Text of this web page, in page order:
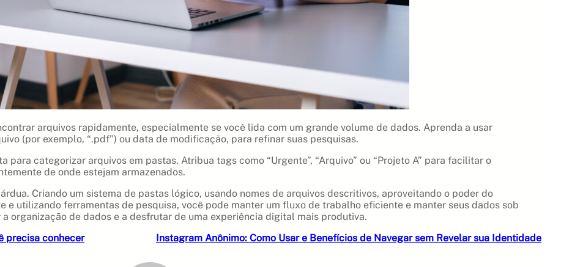
arquivos rapidamente, especialmente se você lida com um grande volume de dados. Aprenda a usar
(por exemplo, “.pdf”) ou data de modificação, para refinar suas pesquisas.
categorizar arquivos em pastas. Atribua tags como “Urgente”, “Arquivo” ou “Projeto A” para facilitar o
de onde estejam armazenados.
Criando um sistema de pastas lógico, usando nomes de arquivos descritivos, aproveitando o poder do
e utilizando ferramentas de pesquisa, você pode manter um fluxo de trabalho eficiente e manter seus dados sob
organização de dados e a desfrutar de uma experiência digital mais produtiva.
precisa conhecer
Instagram Anônimo: Como Usar e Benefícios de Navegar sem Revelar sua Identidade